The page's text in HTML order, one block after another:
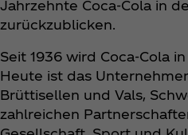
Jahrzehnte Coca‑Cola in
zurückzublicken.
Seit 1936 wird Coca‑Cola
Heute ist das
Brüttisellen und Vals,
zahlreichen